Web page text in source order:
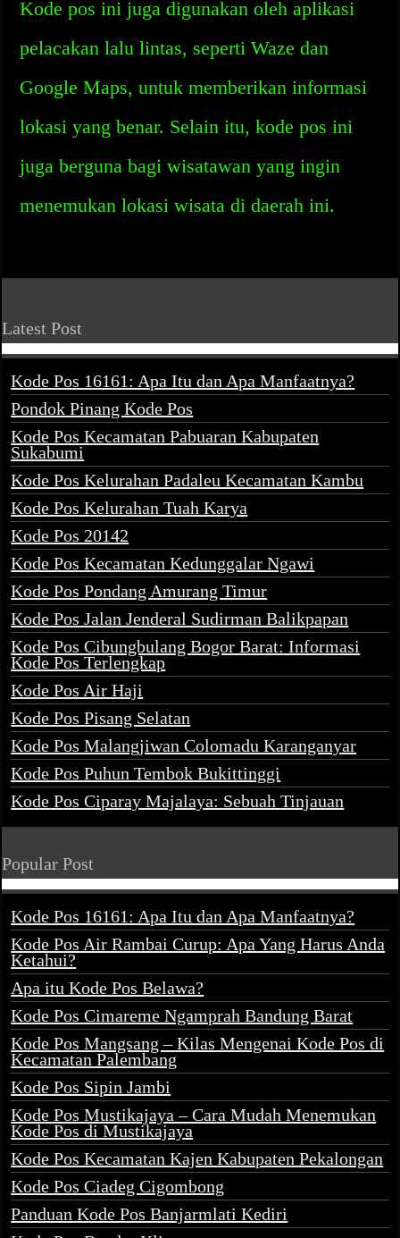
Kode pos ini juga digunakan oleh aplikasi
pelacakan lalu lintas, seperti Waze dan
Google Maps, untuk memberikan informasi
lokasi yang benar. Selain itu, kode pos ini
juga berguna bagi wisatawan yang ingin
menemukan lokasi wisata di daerah ini.
Latest Post
Kode Pos 16161: Apa Itu dan Apa Manfaatnya?
Pondok Pinang Kode Pos
Kode Pos Kecamatan Pabuaran Kabupaten
Sukabumi
Kode Pos Kelurahan Padaleu Kecamatan Kambu
Kode Pos Kelurahan Tuah Karya
Kode Pos 20142
Kode Pos Kecamatan Kedunggalar Ngawi
Kode Pos Pondang Amurang Timur
Kode Pos Jalan Jenderal Sudirman Balikpapan
Kode Pos Cibungbulang Bogor Barat: Informasi
Kode Pos Terlengkap
Kode Pos Air Haji
Kode Pos Pisang Selatan
Kode Pos Malangjiwan Colomadu Karanganyar
Kode Pos Puhun Tembok Bukittinggi
Kode Pos Ciparay Majalaya: Sebuah Tinjauan
Popular Post
Kode Pos 16161: Apa Itu dan Apa Manfaatnya?
Kode Pos Air Rambai Curup: Apa Yang Harus Anda
Ketahui?
Apa itu Kode Pos Belawa?
Kode Pos Cimareme Ngamprah Bandung Barat
Kode Pos Mangsang – Kilas Mengenai Kode Pos di
Kecamatan Palembang
Kode Pos Sipin Jambi
Kode Pos Mustikajaya – Cara Mudah Menemukan
Kode Pos di Mustikajaya
Kode Pos Kecamatan Kajen Kabupaten Pekalongan
Kode Pos Ciadeg Cigombong
Panduan Kode Pos Banjarmlati Kediri